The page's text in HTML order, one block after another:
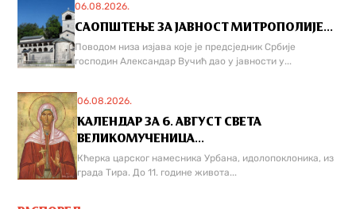
06.08.2026.
САОПШТЕЊЕ ЗА ЈАВНОСТ МИТРОПОЛИЈЕ...
Поводом низа изјава које је предсједник Србије
господин Александар Вучић дао у јавности у...
06.08.2026.
КАЛЕНДАР ЗА 6. АВГУСТ СВЕТА
ВЕЛИКОМУЧЕНИЦА...
Кћерка царског намесника Урбана, идолопоклоника, из
града Тира. До 11. године живота...